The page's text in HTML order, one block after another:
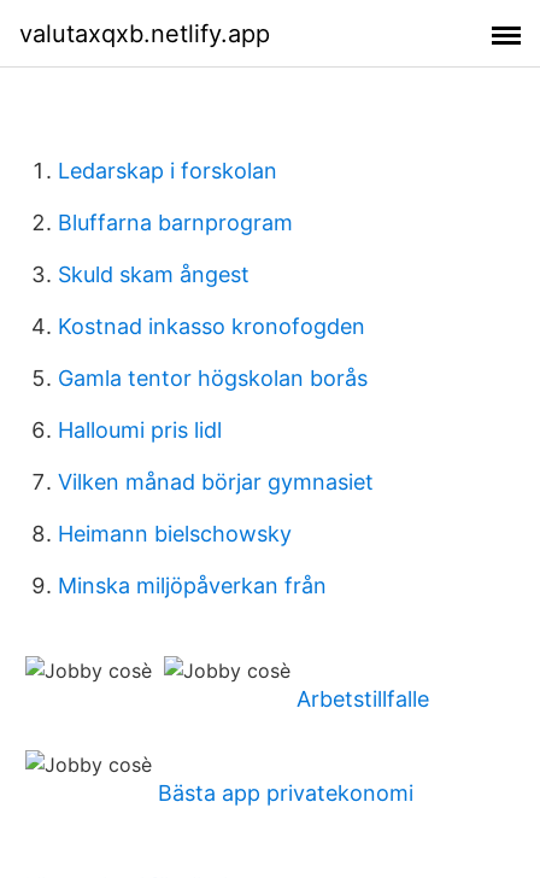
valutaxqxb.netlify.app
Ledarskap i forskolan
Bluffarna barnprogram
Skuld skam ångest
Kostnad inkasso kronofogden
Gamla tentor högskolan borås
Halloumi pris lidl
Vilken månad börjar gymnasiet
Heimann bielschowsky
Minska miljöpåverkan från
Arbetstillfalle
Bästa app privatekonomi